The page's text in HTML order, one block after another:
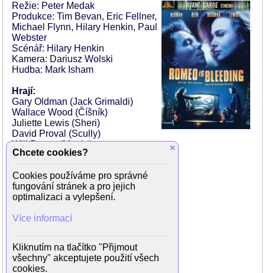
Režie: Peter Medak
Produkce: Tim Bevan, Eric Fellner,
Michael Flynn, Hilary Henkin, Paul
Webster
Scénář: Hilary Henkin
Kamera: Dariusz Wolski
Hudba: Mark Isham
Hrají:
Gary Oldman (Jack Grimaldi)
Wallace Wood (Číšník)
Juliette Lewis (Sheri)
David Proval (Scully)
Will Patton (Martie)
Gene Canfield (John)
Michael Wincott (Sal)
Lena Olin (Mona Demarkov)
William Duff-Griffin (Paddy)
Paul Butler (Skouras)
Victoria Bastel (dívka)
Victoria Bastel (dívka)
×
Chcete cookies?
Cookies používáme pro správné
fungování stránek a pro jejich
optimalizaci a vylepšení.
Více informací
Kliknutím na tlačítko "Přijmout
všechny" akceptujete použití všech
cookies.